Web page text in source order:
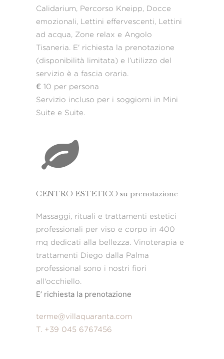
Calidarium, Percorso Kneipp, Docce
emozionali, Lettini effervescenti, Lettini
ad acqua, Zone relax e Angolo
Tisaneria. E' richiesta la prenotazione
(disponibilità limitata) e l’utilizzo del
servizio è a fascia oraria.
€ 10 per persona
Servizio incluso per i soggiorni in Mini
Suite e Suite.
CENTRO ESTETICO su prenotazione
Massaggi, rituali e trattamenti estetici
professionali per viso e corpo in 400
mq dedicati alla bellezza. Vinoterapia e
trattamenti Diego dalla Palma
professional sono i nostri fiori
all'occhiello.
E’ richiesta la prenotazione
terme@villaquaranta.com
T. +39 045 6767456